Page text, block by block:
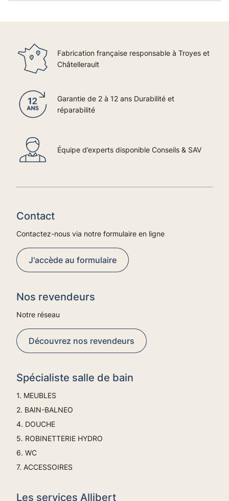
Fabrication française responsable à Troyes et
Châtellerault
Garantie de 2 à 12 ans Durabilité et
réparabilité
Équipe d’experts disponible Conseils & SAV
Contact
Contactez-nous via notre formulaire en ligne
J'accède au formulaire
Nos revendeurs
Notre réseau
Découvrez nos revendeurs
Spécialiste salle de bain
1. MEUBLES
2. BAIN-BALNEO
4. DOUCHE
5. ROBINETTERIE HYDRO
6. WC
7. ACCESSOIRES
Les services Allibert